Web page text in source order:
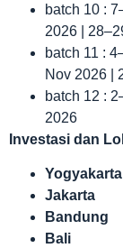
batch 10 :
2026 |
batch 11 :
Nov 2026 |
batch 12 :
2026
Investasi dan
Yogyakarta
Jakarta
Bandung
Bali